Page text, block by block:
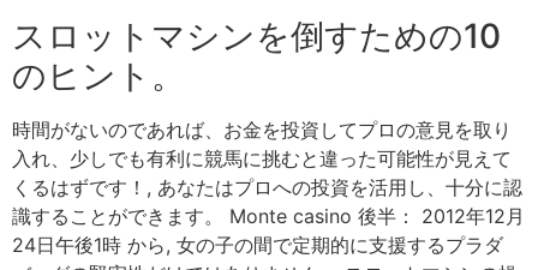
スロットマシンを倒すための10
のヒント。
時間がないのであれば、お金を投資してプロの意見を取り
入れ、少しでも有利に競馬に挑むと違った可能性が見えて
くるはずです！, あなたはプロへの投資を活用し、十分に認
識することができます。 Monte casino 後半： 2012年12月
24日午後1時 から, 女の子の間で定期的に支援するプラダ